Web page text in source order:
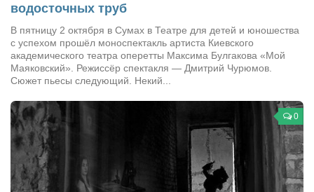
Римма Миленкова
Ирина Проценко
Александр Садовский
Сергей Степанов
Гостиная
Он и Она
водосточных труб
В пятницу 2 октября в Сумах в Театре для детей и юношества
с успехом прошёл моноспектакль артиста Киевского
академического театра оперетты Максима Булгакова «Мой
Маяковский». Режиссёр спектакля — Дмитрий Чурюмов.
Сюжет пьесы следующий. Некий...
0